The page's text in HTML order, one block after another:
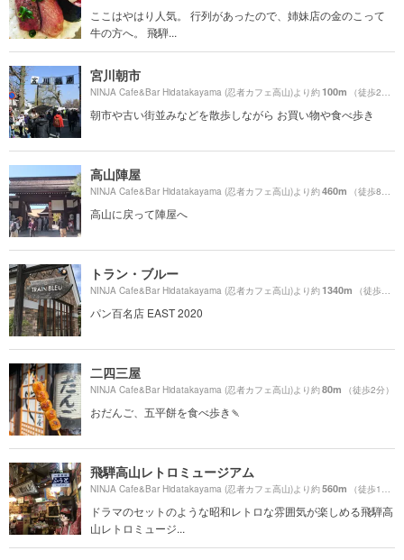
ここはやはり人気。 行列があったので、姉妹店の金のこって
牛の方へ。 飛騨...
宮川朝市
NINJA Cafe&Bar Hidatakayama (忍者カフェ高山)より約100m （徒歩2分）
朝市や古い街並みなどを散歩しながら お買い物や食べ歩き
高山陣屋
NINJA Cafe&Bar Hidatakayama (忍者カフェ高山)より約460m （徒歩8分）
高山に戻って陣屋へ
トラン・ブルー
NINJA Cafe&Bar Hidatakayama (忍者カフェ高山)より約1340m （徒歩23分）
パン百名店 EAST 2020
二四三屋
NINJA Cafe&Bar Hidatakayama (忍者カフェ高山)より約80m （徒歩2分）
おだんご、五平餅を食べ歩き🍡
飛騨高山レトロミュージアム
NINJA Cafe&Bar Hidatakayama (忍者カフェ高山)より約560m （徒歩10分）
ドラマのセットのような昭和レトロな雰囲気が楽しめる飛騨高
山レトロミュージ...